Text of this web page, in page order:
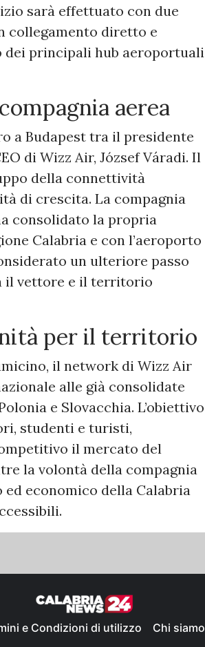
sarà effettuato con due
collegamento diretto e
dei principali hub aeroportuali
aerea
a Budapest tra il presidente
di Wizz Air, József Váradi. Il
della connettività
di crescita. La compagnia
consolidato la propria
Calabria e con l’aeroporto
un ulteriore passo
il vettore e il territorio
per il territorio
il network di Wizz Air
alle già consolidate
e Slovacchia. L’obiettivo
studenti e turisti,
il mercato del
la volontà della compagnia
economico della Calabria
e Condizioni di utilizzo Chi siamo